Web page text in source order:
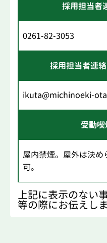
採用担当者
0261-82-3053
採用担当者連
ikuta@michinoeki-
受動
屋内禁煙。屋外は決
可。
上記に表示のない
等の際にお伝えしま